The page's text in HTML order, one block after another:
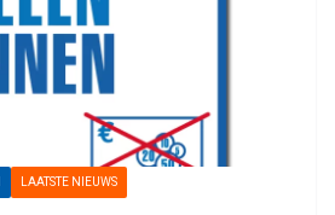
LAATSTE NIEUWS